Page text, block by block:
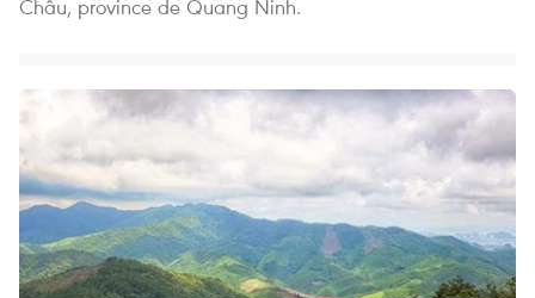
Châu, province de Quang Ninh.